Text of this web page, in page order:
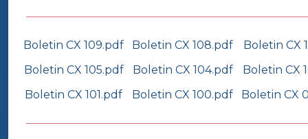
Boletin CX 109.pdf Boletin CX 108.pdf
Boletin CX
Boletin CX 105.pdf
Boletin CX 104.pdf
Boletin CX
Boletin CX 101.pdf
Boletin CX 100.pdf Boletin CX